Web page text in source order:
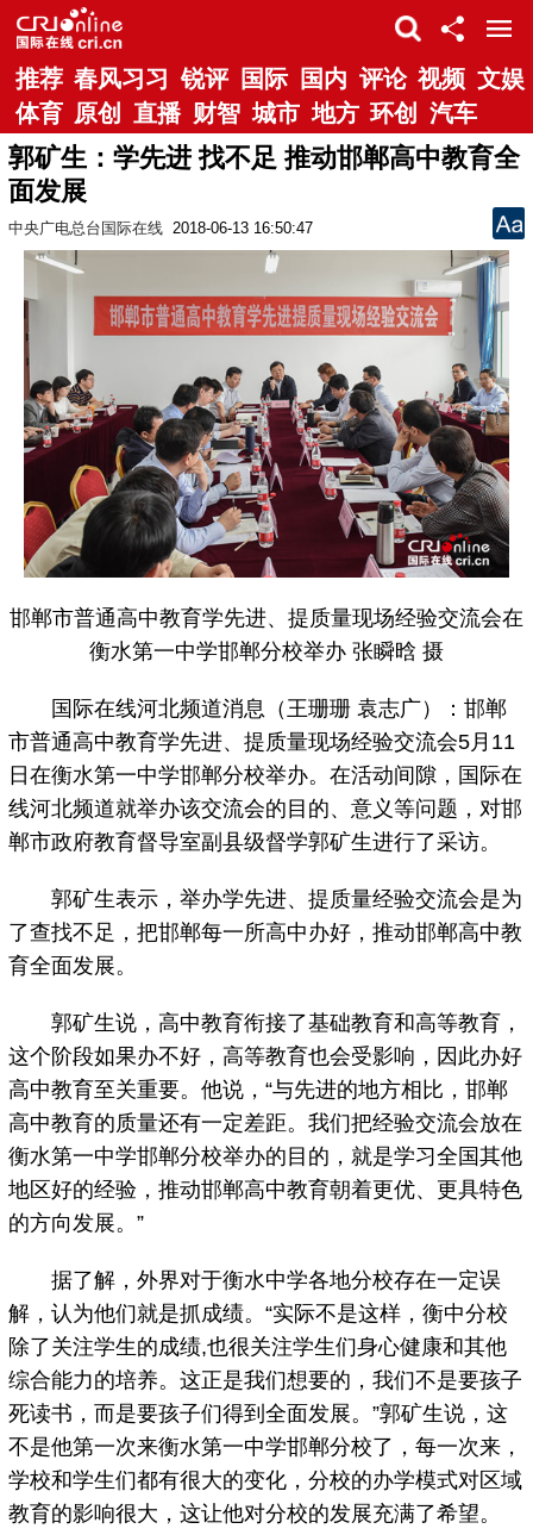
推荐 春风习习 锐评 国际 国内 评论 视频 文娱
体育 原创 直播 财智 城市 地方 环创 汽车
郭矿生：学先进 找不足 推动邯郸高中教育全
面发展
中央广电总台国际在线 2018-06-13 16:50:47
邯郸市普通高中教育学先进、提质量现场经验交流会在
衡水第一中学邯郸分校举办 张瞬晗 摄
国际在线河北频道消息（王珊珊 袁志广）：邯郸
市普通高中教育学先进、提质量现场经验交流会5月11
日在衡水第一中学邯郸分校举办。在活动间隙，国际在
线河北频道就举办该交流会的目的、意义等问题，对邯
郸市政府教育督导室副县级督学郭矿生进行了采访。
郭矿生表示，举办学先进、提质量经验交流会是为
了查找不足，把邯郸每一所高中办好，推动邯郸高中教
育全面发展。
郭矿生说，高中教育衔接了基础教育和高等教育，
这个阶段如果办不好，高等教育也会受影响，因此办好
高中教育至关重要。他说，“与先进的地方相比，邯郸
高中教育的质量还有一定差距。我们把经验交流会放在
衡水第一中学邯郸分校举办的目的，就是学习全国其他
地区好的经验，推动邯郸高中教育朝着更优、更具特色
的方向发展。”
据了解，外界对于衡水中学各地分校存在一定误
解，认为他们就是抓成绩。“实际不是这样，衡中分校
除了关注学生的成绩,也很关注学生们身心健康和其他
综合能力的培养。这正是我们想要的，我们不是要孩子
死读书，而是要孩子们得到全面发展。”郭矿生说，这
不是他第一次来衡水第一中学邯郸分校了，每一次来，
学校和学生们都有很大的变化，分校的办学模式对区域
教育的影响很大，这让他对分校的发展充满了希望。